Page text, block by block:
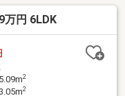
場やBBQ等様々な用
の車にも対応でき
境】■■〇小清水小学
■■【ご内覧・ご来店
です！ご希望のお日に
万円 6LDK
2
2